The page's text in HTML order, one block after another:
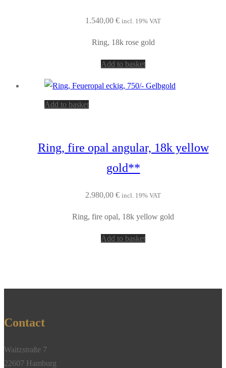
1.540,00 € incl. 19% VAT
Ring, 18k rose gold
Add to basket
Add to basket
Ring, fire opal angular, 18k yellow
gold**
2.980,00 € incl. 19% VAT
Ring, fire opal, 18k yellow gold
Add to basket
Contact
Waitzstraße 7
22607 Hamburg